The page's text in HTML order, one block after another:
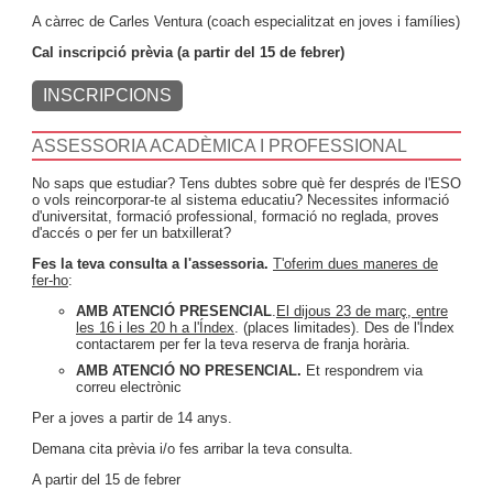
A càrrec de Carles Ventura (coach especialitzat en joves i famílies)
Cal inscripció prèvia (a partir del 15 de febrer)
INSCRIPCIONS
ASSESSORIA ACADÈMICA I PROFESSIONAL
No saps que estudiar? Tens dubtes sobre què fer després de l'ESO
o vols reincorporar-te al sistema educatiu? Necessites informació
d'universitat, formació professional, formació no reglada, proves
d'accés o per fer un batxillerat?
Fes la teva consulta a l'assessoria. T'oferim dues maneres de
fer-ho:
AMB ATENCIÓ PRESENCIAL. El dijous 23 de març, entre
les 16 i les 20 h a l'Índex. (places limitades). Des de l'Índex
contactarem per fer la teva reserva de franja horària.
AMB ATENCIÓ NO PRESENCIAL. Et respondrem via
correu electrònic
Per a joves a partir de 14 anys.
Demana cita prèvia i/o fes arribar la teva consulta.
A partir del 15 de febrer